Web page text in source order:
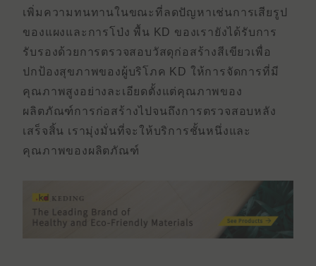
เพิ่มความทนทานในขณะที่ลดปัญหาเช่นการเสียรูป
ของแผงและการโป่ง พื้น KD ของเรายังได้รับการ
รับรองด้วยการตรวจสอบวัสดุก่อสร้างสีเขียวเพื่อ
ปกป้องสุขภาพของผู้บริโภค KD ให้การจัดการที่มี
คุณภาพสูงอย่างละเอียดตั้งแต่คุณภาพของ
ผลิตภัณฑ์การก่อสร้างไปจนถึงการตรวจสอบหลัง
เสร็จสิ้น เรามุ่งมั่นที่จะให้บริการชั้นหนึ่งและ
คุณภาพของผลิตภัณฑ์